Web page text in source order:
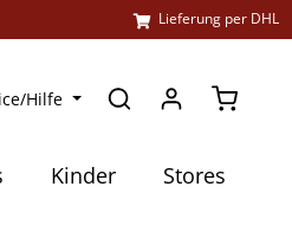
Lieferung per DHL
Hilfe
Kinder Stores